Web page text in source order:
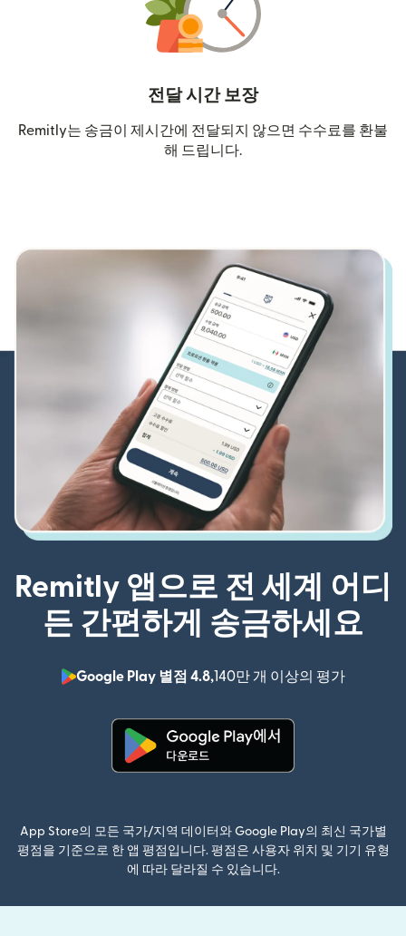
전달 시간 보장
Remitly는 송금이 제시간에 전달되지 않으면 수수료를 환불
해 드립니다.
Remitly 앱으로 전 세계 어디
든 간편하게 송금하세요
Google Play 별점 4.8,140만 개 이상의 평가
App Store의 모든 국가/지역 데이터와 Google Play의 최신 국가별
평점을 기준으로 한 앱 평점입니다. 평점은 사용자 위치 및 기기 유형
에 따라 달라질 수 있습니다.